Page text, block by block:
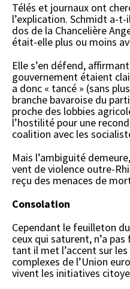
Télés et journaux ont
l’explication. Schmidt a-
dos de la Chancelière
était-elle plus ou moins
Elle s’en défend,
gouvernement étaient
a donc « tancé » (sans
branche bavaroise du
proche des lobbies
l’hostilité pour une
coalition avec les
Mais l’ambiguité
vent de violence outre-
reçu des menaces de
Consolation
Cependant le feuilleton
ceux qui saturent, n’a
tant il met l’accent sur
complexes de l’Union
vivent les initiatives